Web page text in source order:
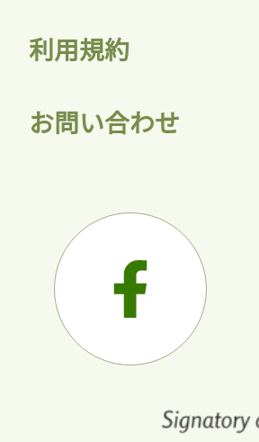
利用規約
お問い合わせ